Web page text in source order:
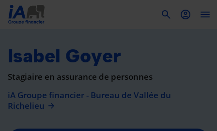
Isabel Goyer
Stagiaire en assurance de personnes
iA Groupe financier - Bureau de Vallée du
Richelieu